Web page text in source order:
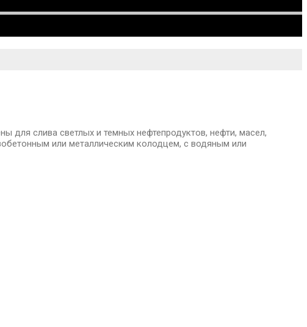
слива светлых и темных нефтепродуктов, нефти, масел,
или металлическим колодцем, с водяным или